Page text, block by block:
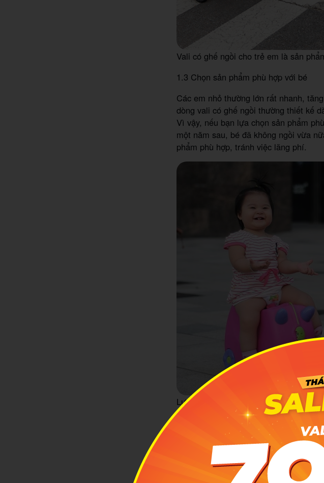
Vali có ghế ngồi cho trẻ em là sản
1.3 Chọn sản phẩm phù hợp với bé
Các em nhỏ thường lớn rất nhanh,
dòng vali có ghế ngồi thường thiết kế
Vì vậy, nếu bạn lựa chọn sản phẩm
một năm sau, bé đã không ngồi vừa
phẩm phù hợp, tránh việc lãng phí.
Lựa chọn vali chất lượng, sức chịu tải
1.4 Chọn sản phẩm có kiểu dáng, chức
Hiện nay trên thị trường có khá nhiều
có thể kể đến như:
- Vali có ghế ngồi thấp: Đây là sản